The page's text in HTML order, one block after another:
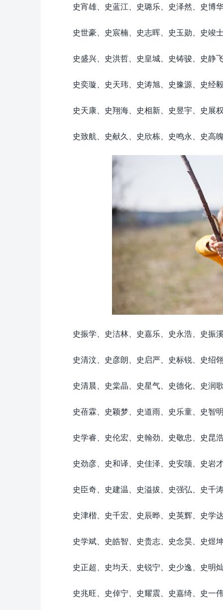
史宵雄、史蓝江、史璐乐、史泽然、史博华
史世豪、史宸楠、史志晖、史玉勋、史竣士
史盛兴、史洪哲、史皇城、史铸骏、史静飞
史奕璇、史天玮、史涛旭、史豫源、史经毅
史天康、史翔海、史相新、史昱宇、史展权
史致航、史献久、史欣栋、史鸣永、史高魄
史振学、史洁林、史嘉乐、史永浩、史振溪
史清汶、史彦朗、史启严、史标锐、史绍翎
史清晨、史棠晶、史星气、史德化、史润歌
史蓓霖、史颖梦、史道雨、史乐童、史智明
史学睿、史伦宏、史翰劲、史敬忠、史昆浩
史劲彦、史和译、史佳泽、史安颉、史岩才
史臣奇、史建温、史溢拔、史强弘、史千涛
史津楷、史千宏、史辰晔、史英辉、史学达
史学斌、史皓智、史贵志、史念昊、史煜坤
史正超、史均天、史锐宁、史少逸、史明灿
史兆旺、史倬宁、史耀震、史嘉绮、史一伟